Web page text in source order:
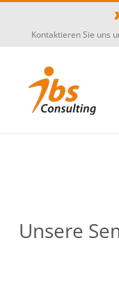
Inhalt
springen
Kontaktieren Sie uns
Unsere